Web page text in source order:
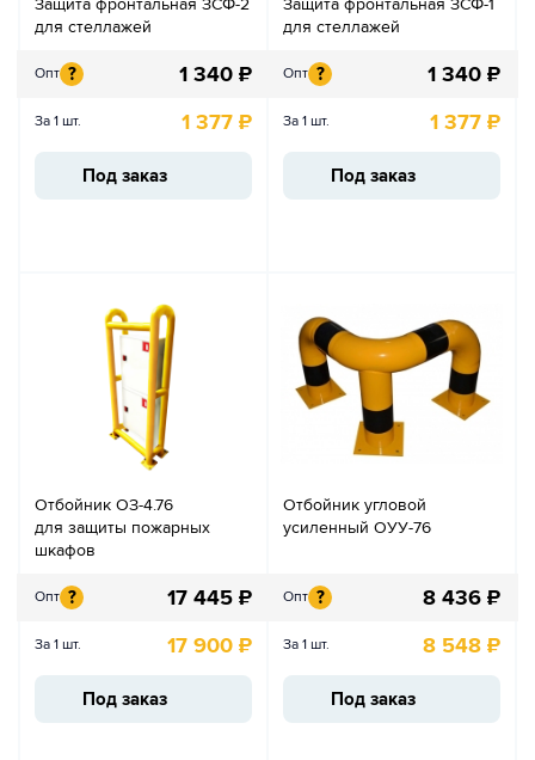
для стеллажей
Опт ? 1 340 ₽
За 1 шт. 1 377 ₽
Под заказ
для стеллажей
Опт ? 1 340 ₽
За 1 шт. 1 377 ₽
Под заказ
Отбойник ОЗ-4.76
для защиты пожарных
шкафов
Опт ? 17 445 ₽
За 1 шт. 17 900 ₽
Под заказ
Отбойник угловой
усиленный ОУУ-76
Опт ? 8 436 ₽
За 1 шт. 8 548 ₽
Под заказ